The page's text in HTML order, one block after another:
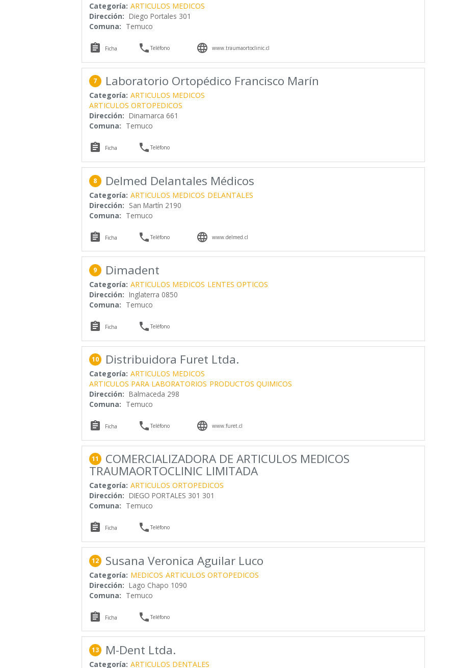
Categoría: ARTICULOS MEDICOS
Dirección: Diego Portales 301
Comuna: Temuco
 Ficha Teléfono  www.traumaortoclinic.cl
7 Laboratorio Ortopédico Francisco Marín
Categoría: ARTICULOS MEDICOS
ARTICULOS ORTOPEDICOS
Dirección: Dinamarca 661
Comuna: Temuco
 Ficha Teléfono
8 Delmed Delantales Médicos
Categoría: ARTICULOS MEDICOS DELANTALES
Dirección: San Martín 2190
Comuna: Temuco
 Ficha Teléfono  www.delmed.cl
9 Dimadent
Categoría: ARTICULOS MEDICOS LENTES OPTICOS
Dirección: Inglaterra 0850
Comuna: Temuco
 Ficha Teléfono
10 Distribuidora Furet Ltda.
Categoría: ARTICULOS MEDICOS
ARTICULOS PARA LABORATORIOS PRODUCTOS QUIMICOS
Dirección: Balmaceda 298
Comuna: Temuco
 Ficha Teléfono  www.furet.cl
11 COMERCIALIZADORA DE ARTICULOS MEDICOS
TRAUMAORTOCLINIC LIMITADA
Categoría: ARTICULOS ORTOPEDICOS
Dirección: DIEGO PORTALES 301 301
Comuna: Temuco
 Ficha Teléfono
12 Susana Veronica Aguilar Luco
Categoría: MEDICOS ARTICULOS ORTOPEDICOS
Dirección: Lago Chapo 1090
Comuna: Temuco
 Ficha Teléfono
13 M-Dent Ltda.
Categoría: ARTICULOS DENTALES